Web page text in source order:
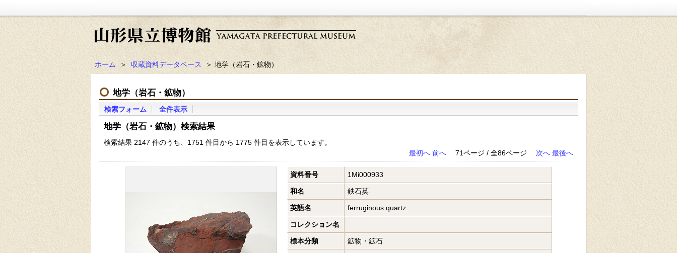
ホーム ＞ 収蔵資料データベース ＞ 地学（岩石・鉱物）
地学（岩石・鉱物）
検索フォーム 全件表示
地学（岩石・鉱物）検索結果
検索結果 2147 件のうち、1751 件目から 1775 件目を表示しています。
最初へ 前へ 71ページ / 全86ページ 次へ 最後へ
資料番号 1Mi000933
和名 鉄石英
英語名 ferruginous quartz
コレクション名
標本分類 鉱物・鉱石